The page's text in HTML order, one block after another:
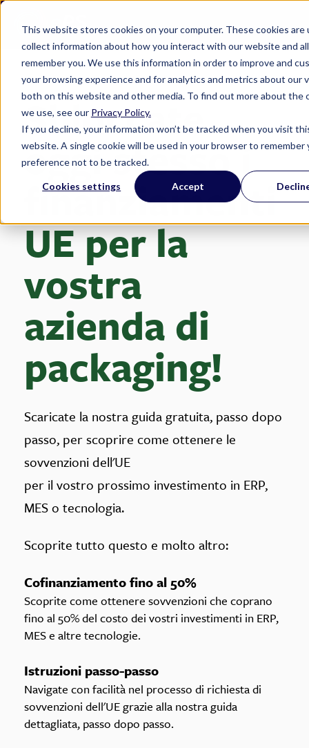
This website stores cookies on your computer. These cookies are
collect information about how you interact with our website and
remember you. We use this information in order to improve and
your browsing experience and for analytics and metrics about our
both on this website and other media. To find out more about the
we use, see our Privacy Policy.
If you decline, your information won’t be tracked when you visit
website. A single cookie will be used in your browser to remember
preference not to be tracked.
Cookies settings Accept
Sbloccate
oggi stesso i
finanziamenti
UE per la
vostra
azienda di
packaging!
Scaricate la nostra guida gratuita, passo dopo
passo, per scoprire come ottenere le
sovvenzioni dell'UE
per il vostro prossimo investimento in ERP,
MES o tecnologia.
Scoprite tutto questo e molto altro:
Cofinanziamento fino al 50%
Scoprite come ottenere sovvenzioni che coprano
fino al 50% del costo dei vostri investimenti in ERP,
MES e altre tecnologie.
Istruzioni passo-passo
Navigate con facilità nel processo di richiesta di
sovvenzioni dell'UE grazie alla nostra guida
dettagliata, passo dopo passo.